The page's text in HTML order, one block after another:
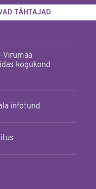
TÄHTAJAD
Virumaa
kogukond
infotund